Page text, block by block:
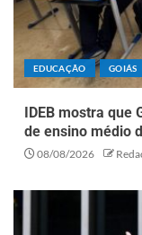
EDUCAÇÃO GOIÁS
IDEB mostra que
de ensino médio
08/08/2026